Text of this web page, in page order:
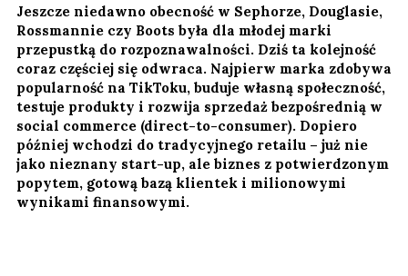
Jeszcze niedawno obecność w Sephorze, Douglasie,
Rossmannie czy Boots była dla młodej marki
przepustką do rozpoznawalności. Dziś ta kolejność
coraz częściej się odwraca. Najpierw marka zdobywa
popularność na TikToku, buduje własną społeczność,
testuje produkty i rozwija sprzedaż bezpośrednią w
social commerce (direct-to-consumer). Dopiero
później wchodzi do tradycyjnego retailu – już nie
jako nieznany start-up, ale biznes z potwierdzonym
popytem, gotową bazą klientek i milionowymi
wynikami finansowymi.